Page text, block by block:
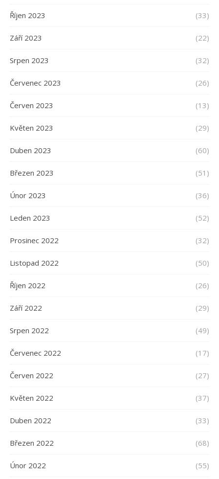
Říjen 2023 (33)
Září 2023 (22)
Srpen 2023 (32)
Červenec 2023 (26)
Červen 2023 (13)
Květen 2023 (29)
Duben 2023 (60)
Březen 2023 (51)
Únor 2023 (36)
Leden 2023 (52)
Prosinec 2022 (32)
Listopad 2022 (50)
Říjen 2022 (26)
Září 2022 (29)
Srpen 2022 (49)
Červenec 2022 (17)
Červen 2022 (27)
Květen 2022 (37)
Duben 2022 (33)
Březen 2022 (68)
Únor 2022 (55)